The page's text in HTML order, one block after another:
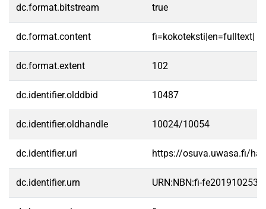
dc.format.bitstream true
dc.format.content fi=kokoteksti|en=fulltext|
dc.format.extent 102
dc.identifier.olddbid 10487
dc.identifier.oldhandle 10024/10054
dc.identifier.uri https://osuva.uwasa.fi/
dc.identifier.urn URN:NBN:fi-